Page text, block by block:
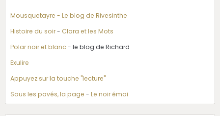
Mousquetayre - Le blog de Rivesinthe
Histoire du soir- Clara et les Mots
Polar noir et blanc - le blog de Richard
Exulire
Appuyez sur la touche "lecture"
Sous les pavés, la page - Le noir émoi